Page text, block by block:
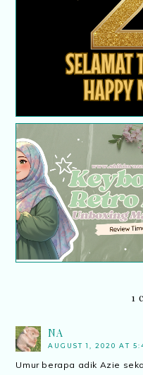
Keyboard Retro LED |
Unboxing Malaysia
1
NA
AUGUST 1, 2020 AT
Umur berapa adik Azie